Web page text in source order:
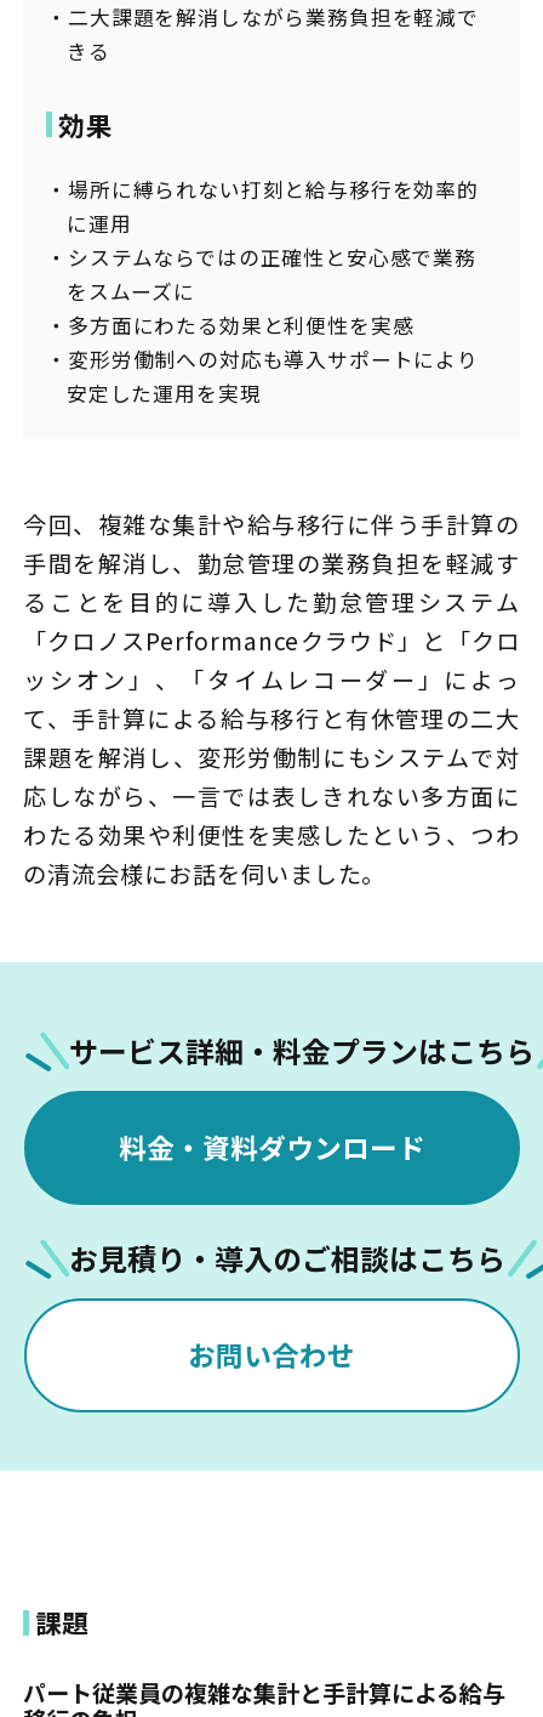
二大課題を解消しながら業務負担を軽減で
きる
効果
場所に縛られない打刻と給与移行を効率的
に運用
システムならではの正確性と安心感で業務
をスムーズに
多方面にわたる効果と利便性を実感
変形労働制への対応も導入サポートにより
安定した運用を実現
今回、複雑な集計や給与移行に伴う手計算の
手間を解消し、勤怠管理の業務負担を軽減す
ることを目的に導入した勤怠管理システム
「クロノスPerformanceクラウド」と「クロ
ッシオン」、「タイムレコーダー」によっ
て、手計算による給与移行と有休管理の二大
課題を解消し、変形労働制にもシステムで対
応しながら、一言では表しきれない多方面に
わたる効果や利便性を実感したという、つわ
の清流会様にお話を伺いました。
サービス詳細・料金プランはこちら
料金・資料ダウンロード
お見積り・導入のご相談はこちら
お問い合わせ
課題
パート従業員の複雑な集計と手計算による給与